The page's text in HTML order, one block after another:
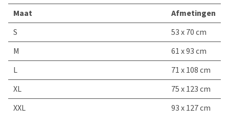
Maat
Afmetingen
S
53 x 70 cm
M
61 x 93 cm
L
71 x 108 cm
XL
75 x 123 cm
XXL
93 x 127 cm